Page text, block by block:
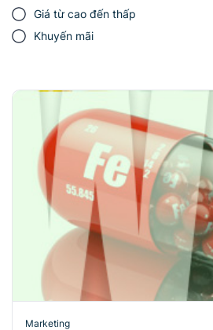
Giá từ cao đến thấp
Khuyến mãi
Marketing